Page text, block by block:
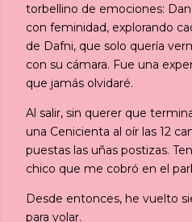
torbellino de emociones:
con feminidad, explorando
de Dafni, que solo quería
con su cámara. Fue una
que jamás olvidaré.
Al salir, sin querer que
una Cenicienta al oír las 12
puestas las uñas postizas.
chico que me cobró en el
Desde entonces, he vuelto
para volar.